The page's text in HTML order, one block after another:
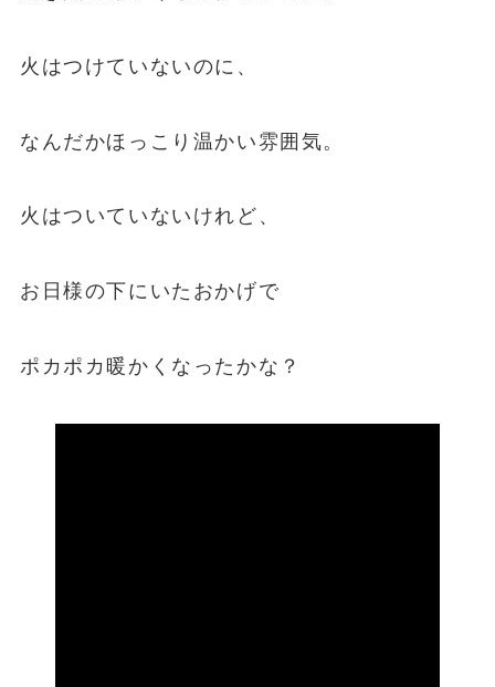
火はつけていないのに、
なんだかほっこり温かい雰囲気。
火はついていないけれど、
お日様の下にいたおかげで
ポカポカ暖かくなったかな？